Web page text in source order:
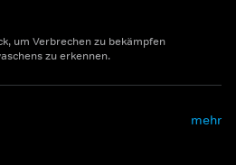
um Verbrechen zu bekämpfen
zu erkennen.
mehr